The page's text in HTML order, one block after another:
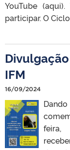
YouTube
participar. O
IFM
16/09/2024